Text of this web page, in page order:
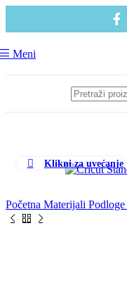
Meni
Klikni za uvećanje
Početna Materijali Podloge